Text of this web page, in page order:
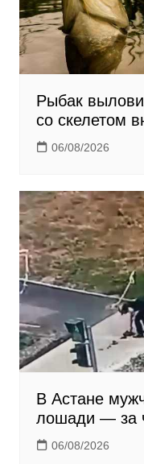
Рыбак
со скелетом
06/08/2026
В Астане
лошади — за
06/08/2026